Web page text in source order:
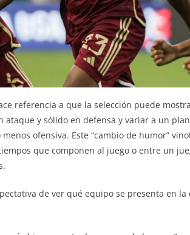
referencia a que la selección puede
ataque y sólido en defensa y variar a un
ofensiva. Este “cambio de humor”
que componen al juego o entre un
de ver qué equipo se presenta en